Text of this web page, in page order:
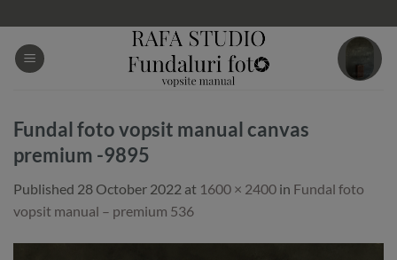
to
content
Fundal foto vopsit manual canvas
premium -9895
Published 28 October 2022 at 1600 × 2400 in Fundal foto
vopsit manual – premium 536